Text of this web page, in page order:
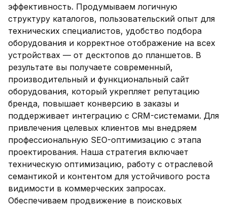
эффективность. Продумываем логичную
структуру каталогов, пользовательский опыт для
технических специалистов, удобство подбора
оборудования и корректное отображение на всех
устройствах — от десктопов до планшетов. В
результате вы получаете современный,
производительный и функциональный сайт
оборудования, который укрепляет репутацию
бренда, повышает конверсию в заказы и
поддерживает интеграцию с CRM-системами. Для
привлечения целевых клиентов мы внедряем
профессиональную SEO-оптимизацию с этапа
проектирования. Наша стратегия включает
техническую оптимизацию, работу с отраслевой
семантикой и контентом для устойчивого роста
видимости в коммерческих запросах.
Обеспечиваем продвижение в поисковых